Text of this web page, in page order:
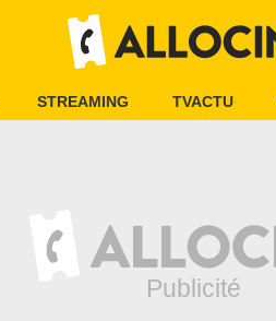
STREAMING TVACTU